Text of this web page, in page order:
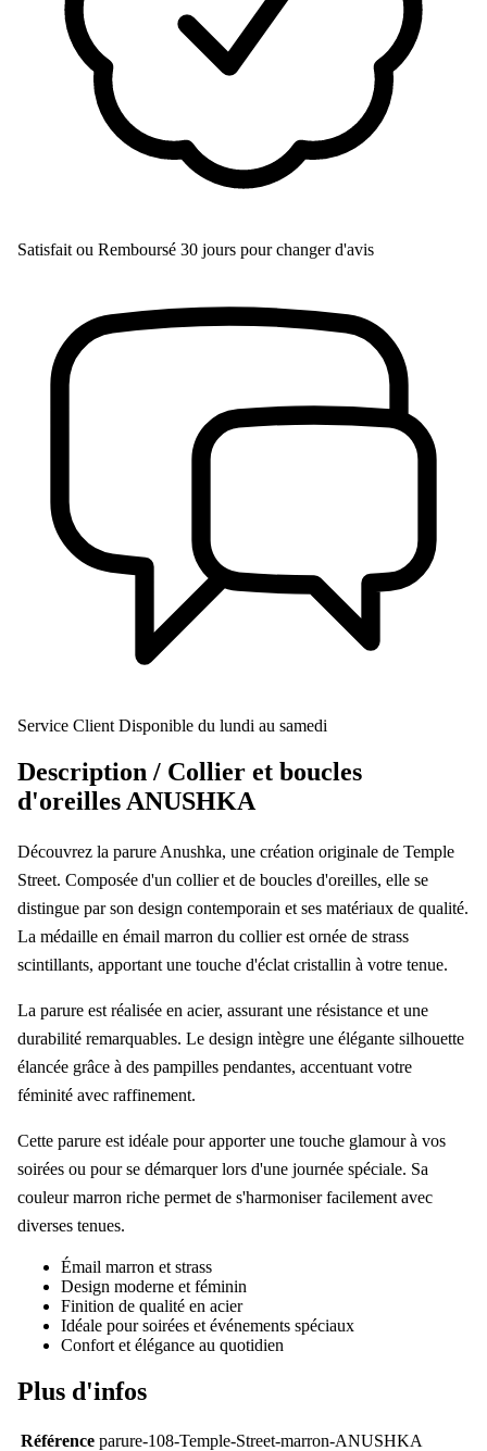
Satisfait ou Remboursé 30 jours pour changer d'avis
Service Client Disponible du lundi au samedi
Description / Collier et boucles
d'oreilles ANUSHKA
Découvrez la parure Anushka, une création originale de Temple
Street. Composée d'un collier et de boucles d'oreilles, elle se
distingue par son design contemporain et ses matériaux de qualité.
La médaille en émail marron du collier est ornée de strass
scintillants, apportant une touche d'éclat cristallin à votre tenue.
La parure est réalisée en acier, assurant une résistance et une
durabilité remarquables. Le design intègre une élégante silhouette
élancée grâce à des pampilles pendantes, accentuant votre
féminité avec raffinement.
Cette parure est idéale pour apporter une touche glamour à vos
soirées ou pour se démarquer lors d'une journée spéciale. Sa
couleur marron riche permet de s'harmoniser facilement avec
diverses tenues.
Émail marron et strass
Design moderne et féminin
Finition de qualité en acier
Idéale pour soirées et événements spéciaux
Confort et élégance au quotidien
Plus d'infos
Référence parure-108-Temple-Street-marron-ANUSHKA